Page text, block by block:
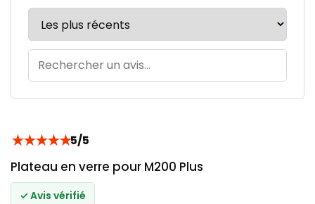
★★★★★5/5
Plateau en verre pour M200 Plus
✓ Avis vérifié